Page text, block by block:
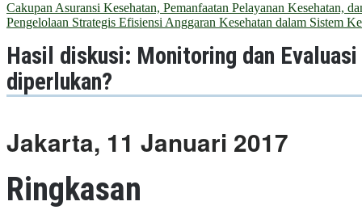
Cakupan Asuransi Kesehatan, Pemanfaatan Pelayanan Kesehatan,
Pengelolaan Strategis Efisiensi Anggaran Kesehatan dalam Sistem
Hasil diskusi: Monitoring dan
diperlukan?
Jakarta, 11 Januari 2017
Ringkasan